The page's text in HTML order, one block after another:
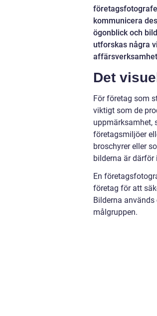
kommunicera
ögonblick och
utforskas några
Det
För företag som
viktigt som de
uppmärksamhet,
företagsmiljöer
broschyrer eller
bilderna är
En
företag för att
Bilderna
målgruppen.